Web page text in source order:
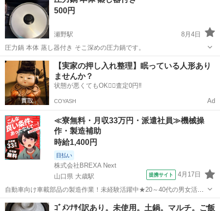
500円
瀬野駅
8月4日
圧力鍋 本体 蒸し器付き そこ深めの圧力鍋です。
広島 広島市 瀬野駅 調理器具
【実家の押し入れ整理】眠っている人形あり
ませんか？
状態が悪くてもOK🙆‍♀️査定0円‼️
COYASH Ad
≪寮無料・月収33万円・派遣社員≫機械操
作・製造補助
時給1,400円
日払い
株式会社BREXA Next
山口県 大歳駅
提携サイト 4月17日
自動車向け車載部品の製造作業！未経験活躍中★20～40代の男女活躍
中！友達同士での応募OK！備品付きワンルーム寮費無料！赴任旅費会
社負担！生活支援物資事前対応可◎格安食堂利用可！年間休日135日
山口 山口市 大歳駅 その他
ｺﾞﾒﾝﾅｻｲ訳あり。未使用。土鍋。マルチ。ご飯